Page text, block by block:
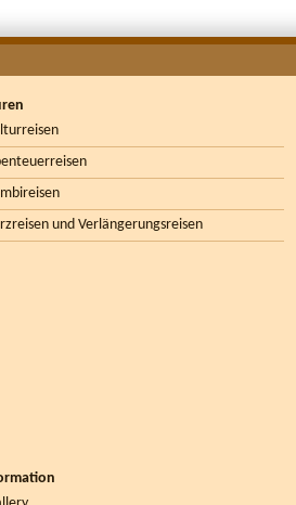
und Verlängerungsreisen